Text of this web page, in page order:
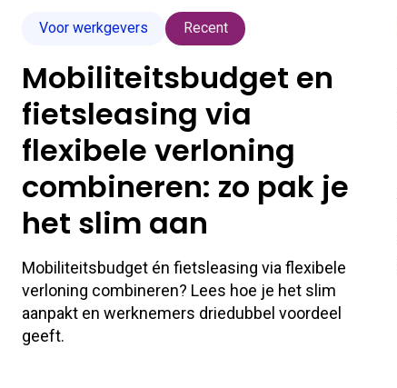
Voor werkgevers Recent
Mobiliteitsbudget en
fietsleasing via
flexibele verloning
combineren: zo pak je
het slim aan
Mobiliteitsbudget én fietsleasing via flexibele
verloning combineren? Lees hoe je het slim
aanpakt en werknemers driedubbel voordeel
geeft.